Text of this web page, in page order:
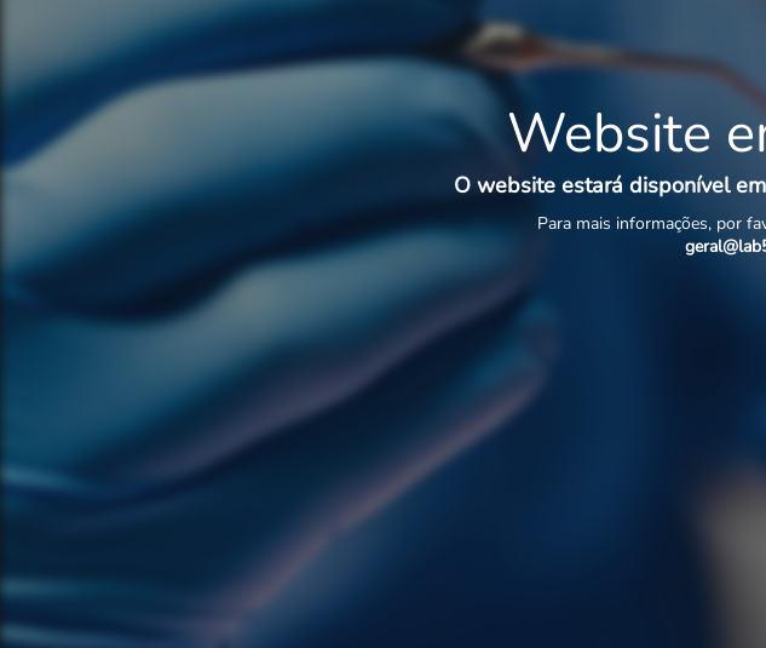
Website
O website estará disponível
Para mais informações, por